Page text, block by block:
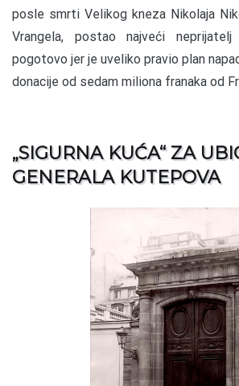
posle smrti Velikog kneza Nikolaja
Vrangela, postao najveći
pogotovo jer je uveliko pravio plan
donacije od sedam miliona franaka od
„SIGURNA KUĆA“ ZA
GENERALA KUTEPOVA